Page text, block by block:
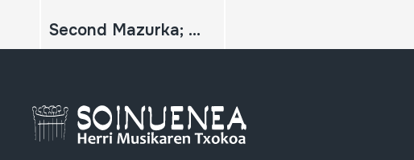
Second Mazurka; Op.54; Godard, Benjamin